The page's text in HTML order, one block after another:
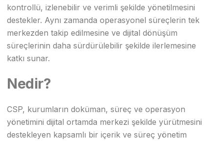
kontrollü, izlenebilir ve verimli şekilde yönetilmesini
destekler. Aynı zamanda operasyonel süreçlerin tek
merkezden takip edilmesine ve dijital dönüşüm
süreçlerinin daha sürdürülebilir şekilde ilerlemesine
katkı sunar.
Nedir?
CSP, kurumların doküman, süreç ve operasyon
yönetimini dijital ortamda merkezi şekilde yürütmesini
destekleyen kapsamlı bir içerik ve süreç yönetim